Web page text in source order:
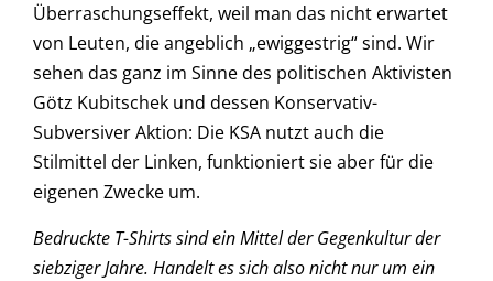
Überraschungseffekt, weil man das nicht erwartet
von Leuten, die angeblich „ewiggestrig“ sind. Wir
sehen das ganz im Sinne des politischen Aktivisten
Götz Kubitschek und dessen Konservativ-
Subversiver Aktion: Die KSA nutzt auch die
Stilmittel der Linken, funktioniert sie aber für die
eigenen Zwecke um.
Bedruckte T-Shirts sind ein Mittel der Gegenkultur der
siebziger Jahre. Handelt es sich also nicht nur um ein